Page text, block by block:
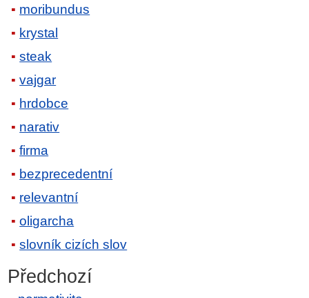
moribundus
krystal
steak
vajgar
hrdobce
narativ
firma
bezprecedentní
relevantní
oligarcha
slovník cizích slov
Předchozí